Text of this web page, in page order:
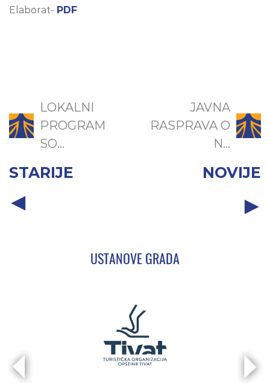
Elaborat- PDF
LOKALNI
PROGRAM
SO...
STARIJE
JAVNA
RASPRAVA O
N...
NOVIJE
USTANOVE GRADA